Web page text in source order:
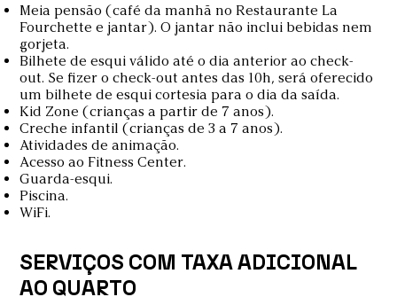
Meia pensão (café da manhã no Restaurante La
Fourchette e jantar). O jantar não inclui bebidas nem
gorjeta.
Bilhete de esqui válido até o dia anterior ao check-
out. Se fizer o check-out antes das 10h, será oferecido
um bilhete de esqui cortesia para o dia da saída.
Kid Zone (crianças a partir de 7 anos).
Creche infantil (crianças de 3 a 7 anos).
Atividades de animação.
Acesso ao Fitness Center.
Guarda-esqui.
Piscina.
WiFi.
SERVIÇOS COM TAXA ADICIONAL
AO QUARTO